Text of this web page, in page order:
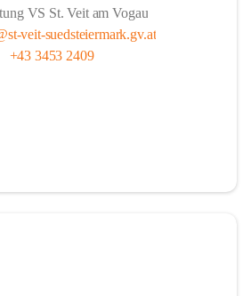
VS St. Veit am Vogau
veit-suedsteiermark.gv.at
+43 3453 2409